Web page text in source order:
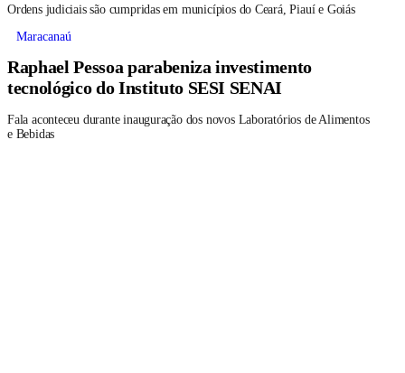
Ordens judiciais são cumpridas em municípios do Ceará, Piauí e Goiás
Maracanaú
Raphael Pessoa parabeniza investimento
tecnológico do Instituto SESI SENAI
Fala aconteceu durante inauguração dos novos Laboratórios de Alimentos
e Bebidas